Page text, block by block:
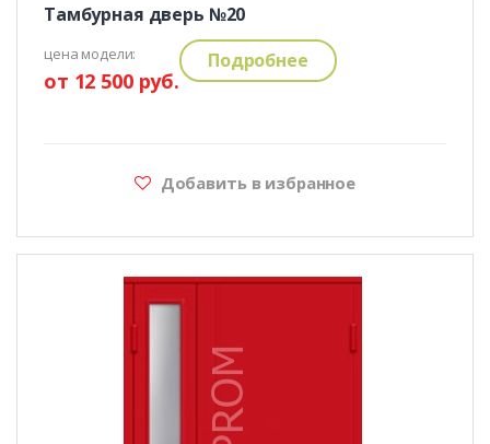
Тамбурная дверь №20
цена модели:
от 12 500 руб.
Подробнее
Добавить в избранное